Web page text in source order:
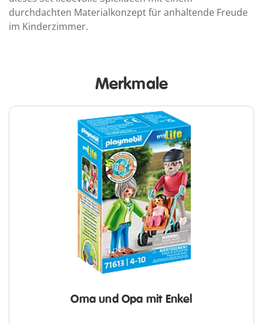
durchdachten Materialkonzept für anhaltende Freude
im Kinderzimmer.
Merkmale
Oma und Opa mit Enkel